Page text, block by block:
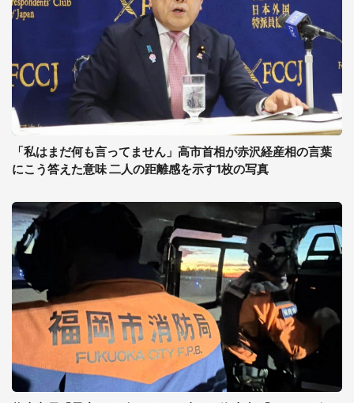
「私はまだ何も言ってません」高市首相が赤沢経産相の言葉
にこう答えた意味 二人の距離感を示す1枚の写真